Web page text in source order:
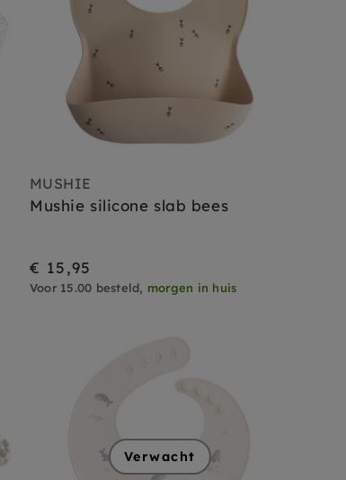
MUSHIE
Mushie silicone slab bees
€ 15,95
Voor 15.00 besteld, morgen in huis
Verwacht